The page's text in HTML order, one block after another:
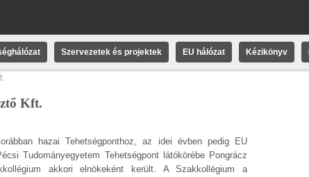
Szervezetek és projektek EU hálózat Kézikönyv
Kft.
hazai Tehetségponthoz, az idei évben pedig EU
Tudományegyetem Tehetségpont látókörébe Pongrácz
akkori elnökeként került. A Szakkollégium a